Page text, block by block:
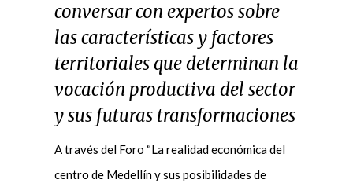
conversar con expertos sobre
las características y factores
territoriales que determinan la
vocación productiva del sector
y sus futuras transformaciones
A través del Foro “La realidad económica del
centro de Medellín y sus posibilidades de